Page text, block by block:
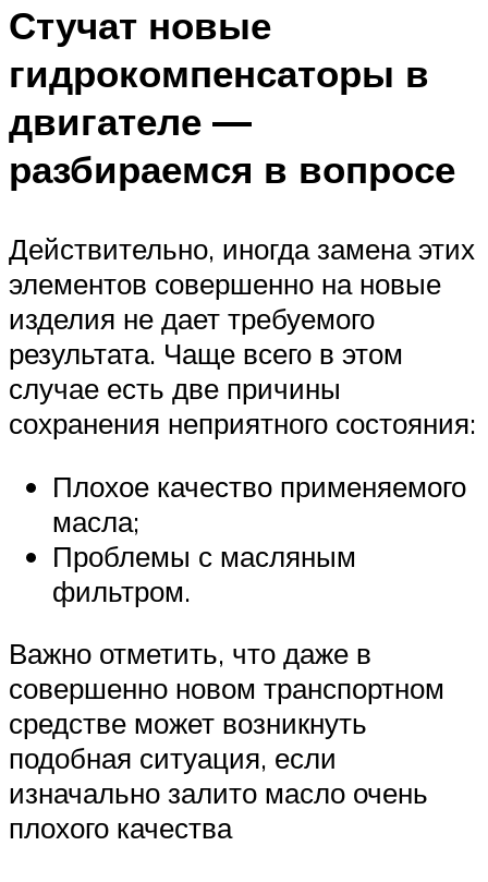
Стучат новые
гидрокомпенсаторы в
двигателе —
разбираемся в вопросе
Действительно, иногда замена этих
элементов совершенно на новые
изделия не дает требуемого
результата. Чаще всего в этом
случае есть две причины
сохранения неприятного состояния:
Плохое качество применяемого
масла;
Проблемы с масляным
фильтром.
Важно отметить, что даже в
совершенно новом транспортном
средстве может возникнуть
подобная ситуация, если
изначально залито масло очень
плохого качества